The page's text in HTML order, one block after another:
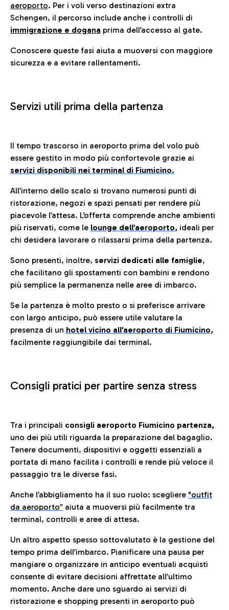
aeroporto. Per i voli verso destinazioni extra
Schengen, il percorso include anche i controlli di
immigrazione e dogana prima dell’accesso al gate.
Conoscere queste fasi aiuta a muoversi con maggiore
sicurezza e a evitare rallentamenti.
Servizi utili prima della partenza
Il tempo trascorso in aeroporto prima del volo può
essere gestito in modo più confortevole grazie ai
servizi disponibili nei terminal di Fiumicino.
All’interno dello scalo si trovano numerosi punti di
ristorazione, negozi e spazi pensati per rendere più
piacevole l’attesa. L’offerta comprende anche ambienti
più riservati, come le lounge dell’aeroporto, ideali per
chi desidera lavorare o rilassarsi prima della partenza.
Sono presenti, inoltre, servizi dedicati alle famiglie,
che facilitano gli spostamenti con bambini e rendono
più semplice la permanenza nelle aree di imbarco.
Se la partenza è molto presto o si preferisce arrivare
con largo anticipo, può essere utile valutare la
presenza di un hotel vicino all’aeroporto di Fiumicino,
facilmente raggiungibile dai terminal.
Consigli pratici per partire senza stress
Tra i principali consigli aeroporto Fiumicino partenza,
uno dei più utili riguarda la preparazione del bagaglio.
Tenere documenti, dispositivi e oggetti essenziali a
portata di mano facilita i controlli e rende più veloce il
passaggio tra le diverse fasi.
Anche l’abbigliamento ha il suo ruolo: scegliere "outfit
da aeroporto” aiuta a muoversi più facilmente tra
terminal, controlli e aree di attesa.
Un altro aspetto spesso sottovalutato è la gestione del
tempo prima dell’imbarco. Pianificare una pausa per
mangiare o organizzare in anticipo eventuali acquisti
consente di evitare decisioni affrettate all’ultimo
momento. Anche dare uno sguardo ai servizi di
ristorazione e shopping presenti in aeroporto può